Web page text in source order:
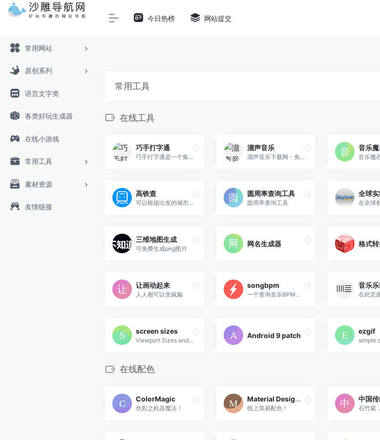
Warning: Array to string conversion in /www/wwwroot/shadiao.pro/wp-content/themes/onenav/
常用网站
原创系列
语言文字类
各类好玩生成器
在线小游戏
常用工具
素材资源
友情链接
今日热榜 网站提交
常用工具
在线工具
巧手打字通
巧手打字通是一个集打字练习、打字速度测试、打字教学、打字游戏娱乐于一体的综合性打字学习训练平台。支持中文打字练习、英文打字训练、拼音打字课程、双拼及五笔打字教程
溜声音乐
溜声音乐下载网 - 免费提供最新、热门音乐下载，包含经典老歌、网红热门、一人一首成名曲等多种分类，让您畅听高品质音乐。
音乐
高铁查
可以根据出发的城市、车站，...
圆周率查询工具
圆周率查询工具
全球
三维地图生成
可免费生成png图片
网名生成器 格式
让画动起来
人人都可以变疯癫
songbpm
一个查询音乐BPM的网站
音乐
screen sizes
Viewport Sizes and Pixel Densities for Popular Devices
Android 9 patch
ezgif
在线配色
ColorMagic
色彩之机器魔法！
Material Design Color
线上简易配色！
中国